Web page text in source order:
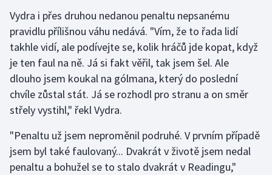
Golf
Gymnastika
Házená
Judo
Vydra i přes druhou nedanou penaltu nepsanému
pravidlu přílišnou váhu nedává. "Vím, že to řada lidí
takhle vidí, ale podívejte se, kolik hráčů jde kopat, když
je ten faul na ně. Já si fakt věřil, tak jsem šel. Ale
dlouho jsem koukal na gólmana, který do poslední
chvíle zůstal stát. Já se rozhodl pro stranu a on směr
střely vystihl," řekl Vydra.
"Penaltu už jsem neproměnil podruhé. V prvním případě
jsem byl také faulovaný... Dvakrát v životě jsem nedal
penaltu a bohužel se to stalo dvakrát v Readingu,"